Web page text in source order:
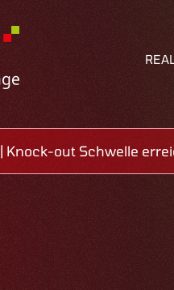
| Knock-out Schwelle